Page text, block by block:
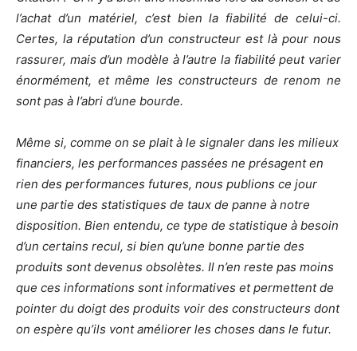
l’achat d’un matériel, c’est bien la fiabilité de celui-ci.
Certes, la réputation d’un constructeur est là pour nous
rassurer, mais d’un modèle à l’autre la fiabilité peut varier
énormément, et même les constructeurs de renom ne
sont pas à l’abri d’une bourde.
Même si, comme on se plait à le signaler dans les milieux
financiers, les performances passées ne présagent en
rien des performances futures, nous publions ce jour
une partie des statistiques de taux de panne à notre
disposition. Bien entendu, ce type de statistique à besoin
d’un certains recul, si bien qu’une bonne partie des
produits sont devenus obsolètes. Il n’en reste pas moins
que ces informations sont informatives et permettent de
pointer du doigt des produits voir des constructeurs dont
on espère qu’ils vont améliorer les choses dans le futur.